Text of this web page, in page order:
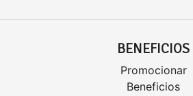
BENEFICIOS
Promocionar
Beneficios